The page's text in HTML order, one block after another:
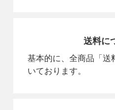
送料に
基本的に、全商品「送
いております。